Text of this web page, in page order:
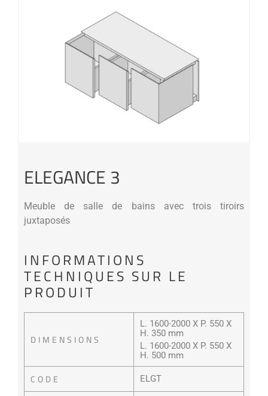
ELEGANCE 3
Meuble de salle de bains avec trois tiroirs
juxtaposés
INFORMATIONS
TECHNIQUES SUR LE
PRODUIT
DIMENSIONS
L. 1600-2000 X P. 550 X
H. 350 mm
L. 1600-2000 X P. 550 X
H. 500 mm
CODE ELGT